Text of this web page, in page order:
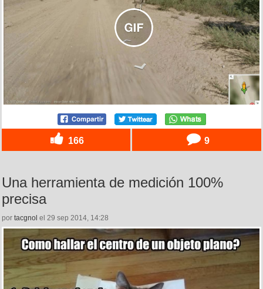
166 9
Una herramienta de medición 100%
precisa
por tacgnol el 29 sep 2014, 14:28